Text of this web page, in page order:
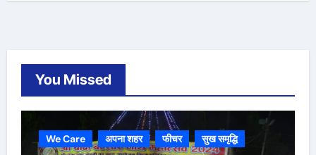
You Missed
We Care अपना शहर फीचर सुख समृद्धि